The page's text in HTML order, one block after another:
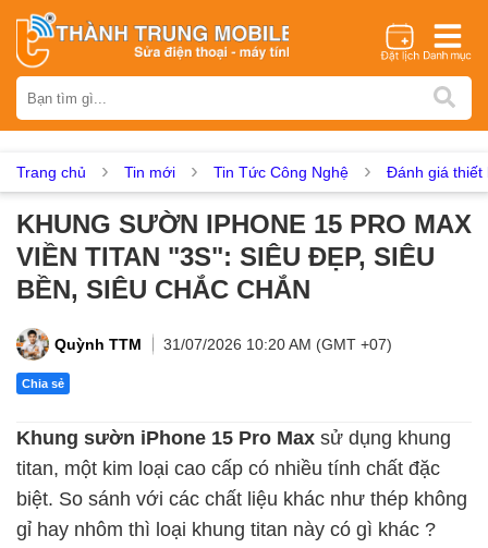
iPhone Samsung Oppo Xiaomi Realme Vivo
Asus Sony Vertu LG Tecno
Dịch vụ sửa chữa
Thay màn hình Thay pin Ép kính
Thay mic Thay rung Thay main Unlock - Mở Khoá
Màn hình Vsmart Màn hình Google Pixel
Thay pin
Trang chủ Tin mới Tin Tức Công Nghệ Đánh giá thiết
KHUNG SƯỜN IPHONE 15 PRO MAX
VIỀN TITAN "3S": SIÊU ĐẸP, SIÊU
BỀN, SIÊU CHẮC CHẮN
Quỳnh TTM 31/07/2026 10:20 AM (GMT +07)
Chia sẻ
Khung sườn iPhone 15 Pro Max sử dụng khung
titan, một kim loại cao cấp có nhiều tính chất đặc
biệt. So sánh với các chất liệu khác như thép không
gỉ hay nhôm thì loại khung titan này có gì khác ?